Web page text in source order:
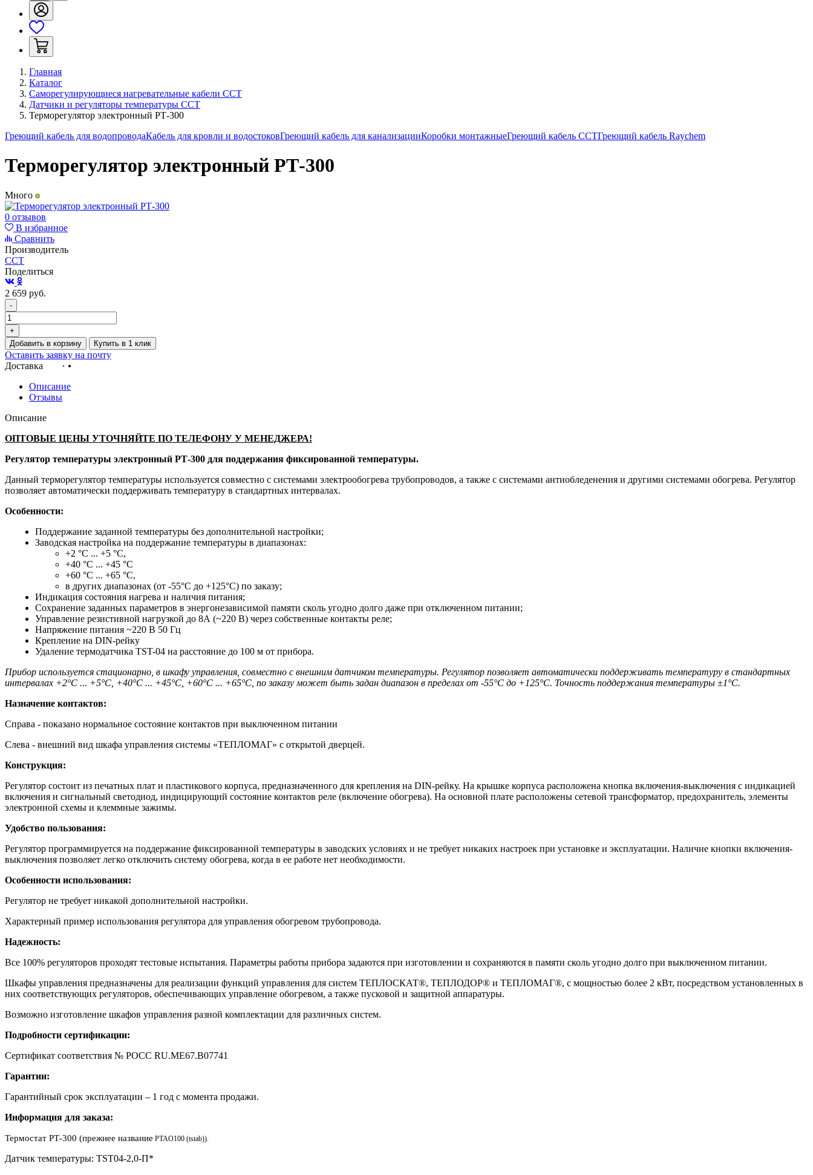
Главная
Каталог
Саморегулирующиеся нагревательные кабели ССТ
Датчики и регуляторы температуры ССТ
Терморегулятор электронный РТ-300
Греющий кабель для водопроводаКабель для кровли и водостоковГреющий кабель для канализацииКоробки монтажныеГреющий кабель ССТГреющий кабель Raychem
Терморегулятор электронный РТ-300
Много
0 отзывов
В избранное
Сравнить
Производитель
ССТ
Поделиться
2 659 руб.
-
+
Добавить в корзину
Купить в 1 клик
Оставить заявку на почту
Доставка
Описание
Отзывы
Описание
ОПТОВЫЕ ЦЕНЫ УТОЧНЯЙТЕ ПО ТЕЛЕФОНУ У МЕНЕДЖЕРА!
Регулятор температуры электронный РТ-300 для поддержания фиксированной температуры.
Данный терморегулятор температуры используется совместно с системами электрообогрева трубопроводов, а также с системами антиобледенения и другими системами обогрева. Регулятор
позволяет автоматически поддерживать температуру в стандартных интервалах.
Особенности:
Поддержание заданной температуры без дополнительной настройки;
Заводская настройка на поддержание температуры в диапазонах:
+2 °C ... +5 °C,
+40 °C ... +45 °C
+60 °C ... +65 °C,
в других диапазонах (от -55°С до +125°С) по заказу;
Индикация состояния нагрева и наличия питания;
Сохранение заданных параметров в энергонезависимой памяти сколь угодно долго даже при отключенном питании;
Управление резистивной нагрузкой до 8А (~220 В) через собственные контакты реле;
Напряжение питания ~220 В 50 Гц
Крепление на DIN-рейку
Удаление термодатчика TST-04 на расстояние до 100 м от прибора.
Прибор используется стационарно, в шкафу управления, совместно с внешним датчиком температуры. Регулятор позволяет автоматически поддерживать температуру в стандартных
интервалах +2°С ... +5°С, +40°С ... +45°С, +60°С ... +65°С, по заказу может быть задан диапазон в пределах от -55°С до +125°С. Точность поддержания температуры ±1°С.
Назначение контактов:
Справа - показано нормальное состояние контактов при выключенном питании
Cлева - внешний вид шкафа управления системы «ТЕПЛОМАГ» с открытой дверцей.
Конструкция:
Регулятор состоит из печатных плат и пластикового корпуса, предназначенного для крепления на DIN-рейку. На крышке корпуса расположена кнопка включения-выключения с индикацией
включения и сигнальный светодиод, индицирующий состояние контактов реле (включение обогрева). На основной плате расположены сетевой трансформатор, предохранитель, элементы
электронной схемы и клеммные зажимы.
Удобство пользования:
Регулятор программируется на поддержание фиксированной температуры в заводских условиях и не требует никаких настроек при установке и эксплуатации. Наличие кнопки включения-
выключения позволяет легко отключить систему обогрева, когда в ее работе нет необходимости.
Особенности использования:
Регулятор не требует никакой дополнительной настройки.
Характерный пример использования регулятора для управления обогревом трубопровода.
Надежность:
Все 100% регуляторов проходят тестовые испытания. Параметры работы прибора задаются при изготовлении и сохраняются в памяти сколь угодно долго при выключенном питании.
Шкафы управления предназначены для реализации функций управления для систем ТЕПЛОСКАТ®, ТЕПЛОДОР® и ТЕПЛОМАГ®, с мощностью более 2 кВт, посредством установленных в
них соответствующих регуляторов, обеспечивающих управление обогревом, а также пусковой и защитной аппаратуры.
Возможно изготовление шкафов управления разной комплектации для различных систем.
Подробности сертификации:
Сертификат соответствия № РОСС RU.МЕ67.В07741
Гарантии:
Гарантийный срок эксплуатации – 1 год с момента продажи.
Информация для заказа:
Термостат РТ-300 (прежнее название PTAO100 (tstab)).
Датчик температуры: TST04-2,0-П*